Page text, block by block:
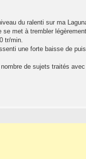
du ralenti sur ma
met à trembler
tr/min.
une forte baisse de
de sujets traités